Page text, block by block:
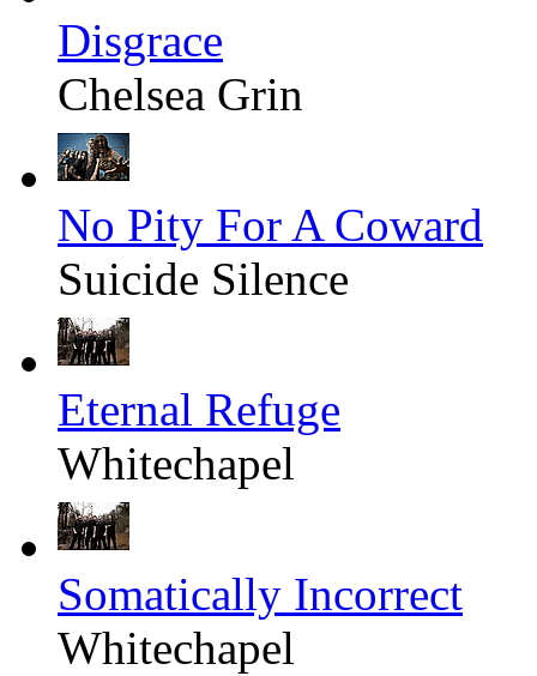
Disgrace
Chelsea Grin
No Pity For A Coward
Suicide Silence
Eternal Refuge
Whitechapel
Somatically Incorrect
Whitechapel